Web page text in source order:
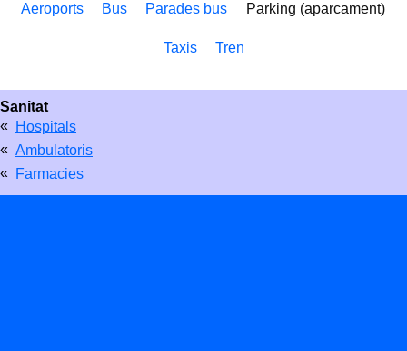
Aeroports Bus Parades bus Parking (aparcament)
Taxis Tren
Sanitat
« Hospitals
« Ambulatoris
« Farmacies